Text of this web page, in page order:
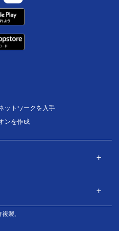
ットワークを入手
ンを作成
製。